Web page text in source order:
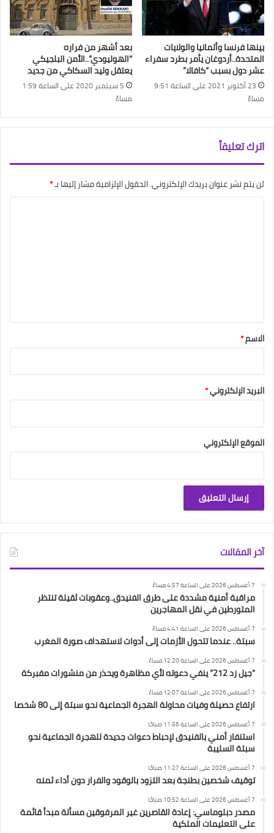
بينها فرنسا وألمانيا والولايات
المتحدة..أردوغان يأمر بطرد سفراء
عشر دول بسبب “كافالا”
23 أكتوبر 2021 على الساعة 9:51
مساءً
بعد أشهر من فراره
“الهوليودي”..الأمن البلجيكي
يعتقل وليد السكاكي من جديد
5 سبتمبر 2020 على الساعة 1:59
مساءً
اترك تعليقاً
لن يتم نشر عنوان بريدك الإلكتروني.الحقول الإلزامية مشار إليها بـ*
*
الاسم*
البريد الإلكتروني*
الموقع الإلكتروني
آخر المقالات
7 أغسطس 2026 على الساعة 4:57 مساءً
مراقبة أمنية مشددة على طرق الفنيدق..وعقوبات ثقيلة تنتظر
المتورطين في نقل المهاجرين
7 أغسطس 2026 على الساعة 4:41 مساءً
سبتة.. عندما تتحول الأزمات إلى أدوات لاستهداف صورة المغرب
7 أغسطس 2026 على الساعة 12:20 مساءً
“جيل زد 212” ينفي دعوته لأي مظاهرة ويحذر من منشورات مفبركة
7 أغسطس 2026 على الساعة 12:07 مساءً
ارتفاع حصيلة وفيات محاولة الهجرة الجماعية نحو سبتة إلى 80 شخصا
7 أغسطس 2026 على الساعة 11:56 صباحًا
استنفار أمني بالفنيدق لإحباط دعوات جديدة للهجرة الجماعية نحو
سبتة السليبة
7 أغسطس 2026 على الساعة 11:27 صباحًا
توقيف شخصين بطنجة بعد التزود بالوقود والفرار دون أداء ثمنه
7 أغسطس 2026 على الساعة 10:52 صباحًا
مصدر دبلوماسي: إعادة القاصرين غير المرفوقين مسألة مبدأ قائمة
على التعليمات الملكية